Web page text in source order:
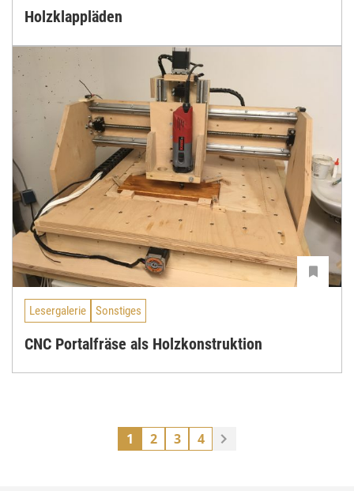
Holzklappläden
Lesergalerie Sonstiges
CNC Portalfräse als Holzkonstruktion
1 2 3 4